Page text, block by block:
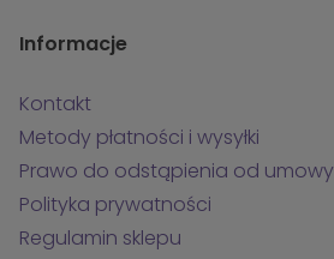
Informacje
Kontakt
Metody płatności i wysyłki
Prawo do odstąpienia od umowy
Polityka prywatności
Regulamin sklepu